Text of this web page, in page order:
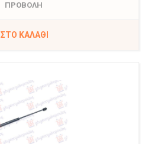
ΠΡΟΒΟΛΗ
ΣΤΟ ΚΑΛΆΘΙ